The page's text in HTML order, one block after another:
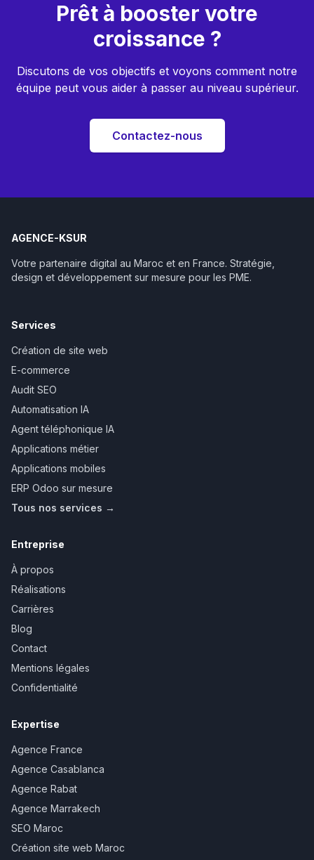
Prêt à booster votre
croissance ?
Discutons de vos objectifs et voyons comment notre
équipe peut vous aider à passer au niveau supérieur.
Contactez-nous
AGENCE-KSUR
Votre partenaire digital au Maroc et en France. Stratégie,
design et développement sur mesure pour les PME.
Services
Création de site web
E-commerce
Audit SEO
Automatisation IA
Agent téléphonique IA
Applications métier
Applications mobiles
ERP Odoo sur mesure
Tous nos services →
Entreprise
À propos
Réalisations
Carrières
Blog
Contact
Mentions légales
Confidentialité
Expertise
Agence France
Agence Casablanca
Agence Rabat
Agence Marrakech
SEO Maroc
Création site web Maroc